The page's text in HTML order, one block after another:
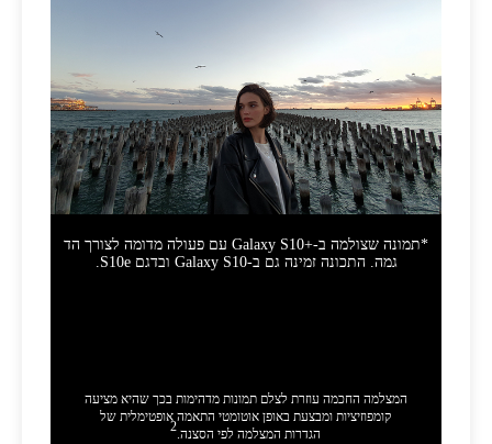
*תמונה שצולמה ב-Galaxy S10+‎‎ עם פעולה מדומה לצורך הד
גמה. התכונה זמינה גם ב-Galaxy S10 ובדגם S10‎e.
המצלמה החכמה עוזרת לצלם תמונות מדהימות בכך שהיא מציעה
קומפוזיציות ומבצעת באופן אוטומטי התאמה אופטימלית של
הגדרות המצלמה לפי הסצנה.